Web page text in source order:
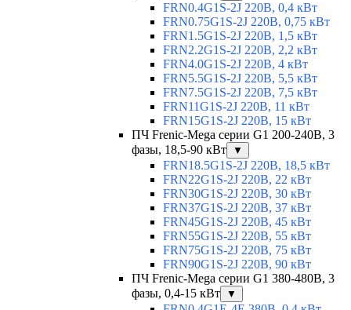
FRN0.4G1S-2J 220В, 0,4 кВт
FRN0.75G1S-2J 220В, 0,75 кВт
FRN1.5G1S-2J 220В, 1,5 кВт
FRN2.2G1S-2J 220В, 2,2 кВт
FRN4.0G1S-2J 220В, 4 кВт
FRN5.5G1S-2J 220В, 5,5 кВт
FRN7.5G1S-2J 220В, 7,5 кВт
FRN11G1S-2J 220В, 11 кВт
FRN15G1S-2J 220В, 15 кВт
ПЧ Frenic-Mega серии G1 200-240В, 3
фазы, 18,5-90 кВт
▼
FRN18.5G1S-2J 220В, 18,5 кВт
FRN22G1S-2J 220В, 22 кВт
FRN30G1S-2J 220В, 30 кВт
FRN37G1S-2J 220В, 37 кВт
FRN45G1S-2J 220В, 45 кВт
FRN55G1S-2J 220В, 55 кВт
FRN75G1S-2J 220В, 75 кВт
FRN90G1S-2J 220В, 90 кВт
ПЧ Frenic-Mega серии G1 380-480В, 3
фазы, 0,4-15 кВт
▼